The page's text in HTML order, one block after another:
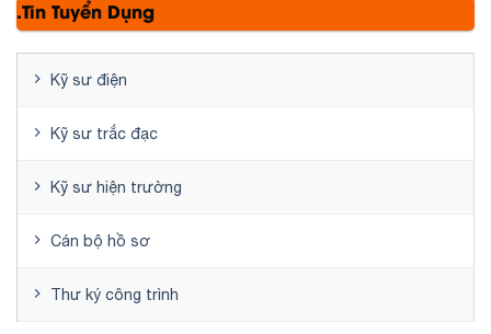
.Tin Tuyển Dụng
Kỹ sư điện
Kỹ sư trắc đạc
Kỹ sư hiện trường
Cán bộ hồ sơ
Thư ký công trình